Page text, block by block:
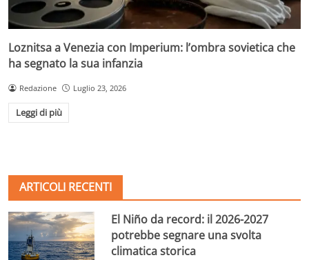
Loznitsa a Venezia con Imperium: l’ombra sovietica che
ha segnato la sua infanzia
Redazione Luglio 23, 2026
Leggi di più
ARTICOLI RECENTI
El Niño da record: il 2026-2027
potrebbe segnare una svolta
climatica storica